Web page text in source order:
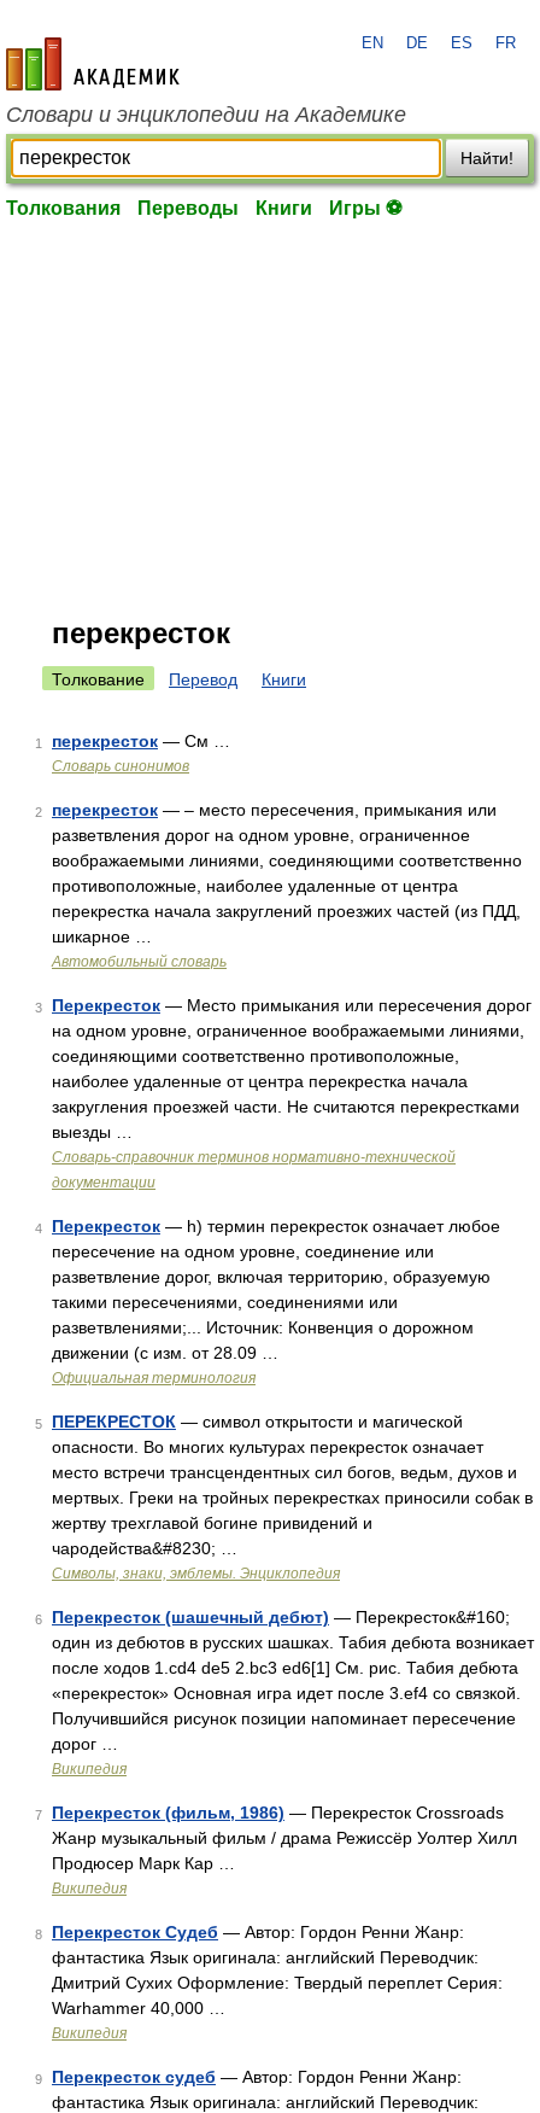
academic.ru
EN DE ES FR
Словари и энциклопедии на Академике
Найти!
Толкования Переводы Книги Игры ⚽
перекресток
Толкование Перевод Книги
1 перекресток — См …
Словарь синонимов
2 перекресток — – место пересечения, примыкания или
разветвления дорог на одном уровне, ограниченное
воображаемыми линиями, соединяющими соответственно
противоположные, наиболее удаленные от центра
перекрестка начала закруглений проезжих частей (из ПДД,
шикарное …
Автомобильный словарь
3 Перекресток — Место примыкания или пересечения дорог
на одном уровне, ограниченное воображаемыми линиями,
соединяющими соответственно противоположные,
наиболее удаленные от центра перекрестка начала
закругления проезжей части. Не считаются перекрестками
выезды …
Словарь-справочник терминов нормативно-технической
документации
4 Перекресток — h) термин перекресток означает любое
пересечение на одном уровне, соединение или
разветвление дорог, включая территорию, образуемую
такими пересечениями, соединениями или
разветвлениями;... Источник: Конвенция о дорожном
движении (с изм. от 28.09 …
Официальная терминология
5 ПЕРЕКРЕСТОК — символ открытости и магической
опасности. Во многих культурах перекресток означает
место встречи трансцендентных сил богов, ведьм, духов и
мертвых. Греки на тройных перекрестках приносили собак в
жертву трехглавой богине привидений и
чародейства&#8230; …
Символы, знаки, эмблемы. Энциклопедия
6 Перекресток (шашечный дебют) — Перекресток&#160;
один из дебютов в русских шашках. Табия дебюта возникает
после ходов 1.cd4 de5 2.bc3 ed6[1] См. рис. Табия дебюта
«перекресток» Основная игра идет после 3.ef4 со связкой.
Получившийся рисунок позиции напоминает пересечение
дорог …
Википедия
7 Перекресток (фильм, 1986) — Перекресток Crossroads
Жанр музыкальный фильм / драма Режиссёр Уолтер Хилл
Продюсер Марк Кар …
Википедия
8 Перекресток Судеб — Автор: Гордон Ренни Жанр:
фантастика Язык оригинала: английский Переводчик:
Дмитрий Сухих Оформление: Твердый переплет Серия:
Warhammer 40,000 …
Википедия
9 Перекресток судеб — Автор: Гордон Ренни Жанр:
фантастика Язык оригинала: английский Переводчик: